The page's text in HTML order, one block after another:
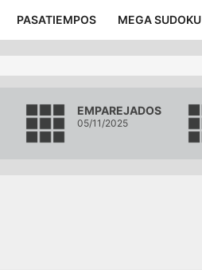
PASATIEMPOS MEGA SUDOKU
EMPAREJADOS
05/11/2025